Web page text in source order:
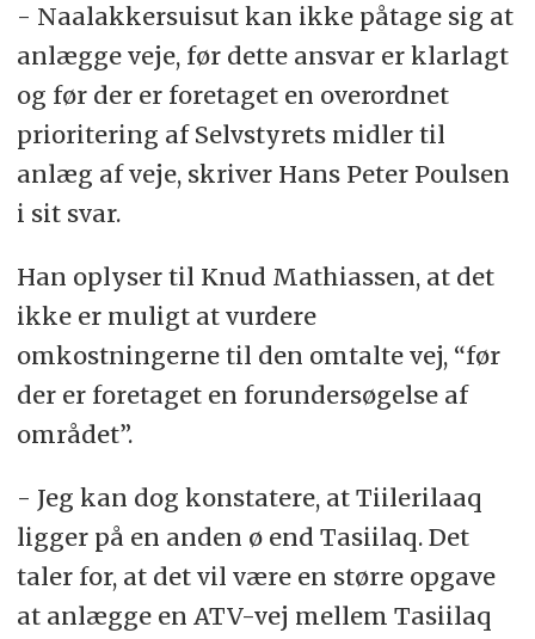
- Naalakkersuisut kan ikke påtage sig at
anlægge veje, før dette ansvar er klarlagt
og før der er foretaget en overordnet
prioritering af Selvstyrets midler til
anlæg af veje, skriver Hans Peter Poulsen
i sit svar.
Han oplyser til Knud Mathiassen, at det
ikke er muligt at vurdere
omkostningerne til den omtalte vej, “før
der er foretaget en forundersøgelse af
området”.
- Jeg kan dog konstatere, at Tiilerilaaq
ligger på en anden ø end Tasiilaq. Det
taler for, at det vil være en større opgave
at anlægge en ATV-vej mellem Tasiilaq